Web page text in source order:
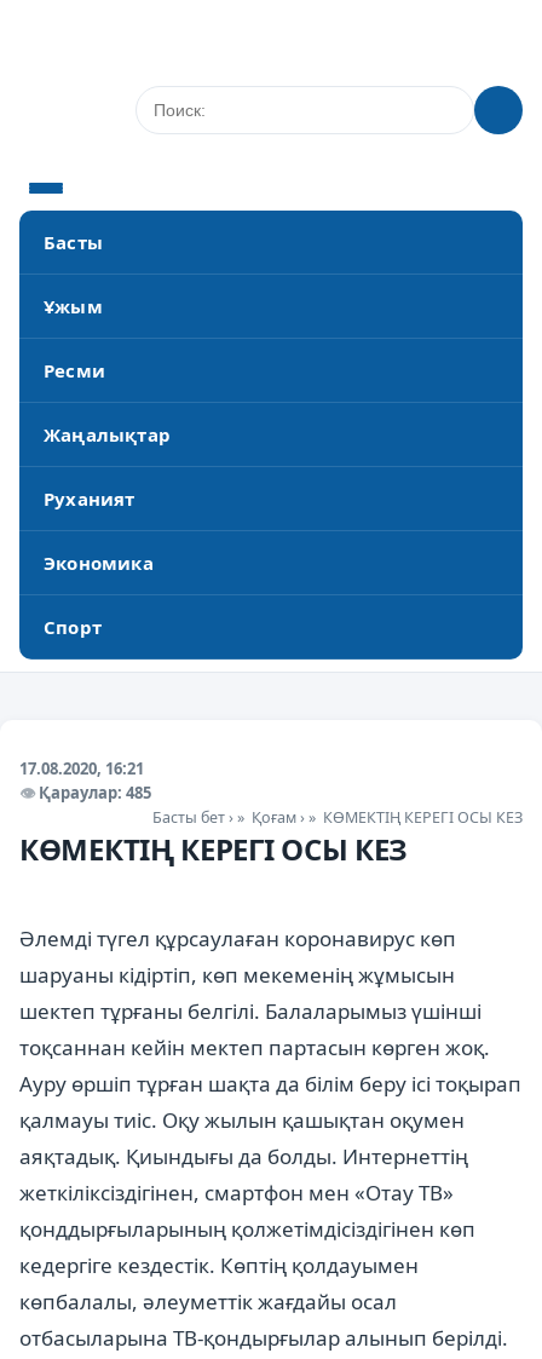
Басты
Ұжым
Ресми
Жаңалықтар
Руханият
Экономика
Спорт
17.08.2020, 16:21
Қараулар: 485
Басты бет » Қоғам » КӨМЕКТІҢ КЕРЕГІ ОСЫ КЕЗ
КӨМЕКТІҢ КЕРЕГІ ОСЫ КЕЗ
Әлемді түгел құрсаулаған коронавирус көп
шаруаны кідіртіп, көп мекеменің жұмысын
шектеп тұрғаны белгілі. Балаларымыз үшінші
тоқсаннан кейін мектеп партасын көрген жоқ.
Ауру өршіп тұрған шақта да білім беру ісі тоқырап
қалмауы тиіс. Оқу жылын қашықтан оқумен
аяқтадық. Қиындығы да болды. Интернеттің
жеткіліксіздігінен, смартфон мен «Отау ТВ»
қонддырғыларының қолжетімдісіздігінен көп
кедергіге кездестік. Көптің қолдауымен
көпбалалы, әлеуметтік жағдайы осал
отбасыларына ТВ-қондырғылар алынып берілді.